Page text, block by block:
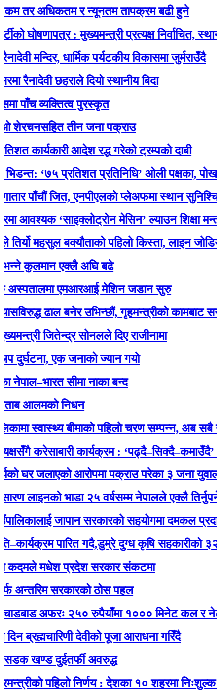
तर अधिकतम र न्यूनतम तापक्रम बढी हुने
घोषणापत्र : मुख्यमन्त्री प्रत्यक्ष निर्वाचित, स्थानीय
धार्मिक पर्यटकीय विकासमा जुर्मराउँदै
छहराले दियो स्थानीय बिदा
व्यक्तित्व पुरस्कृत
तीन जना पक्राउ
आदेश रद्ध गरेको ट्रम्पको दाबी
‘७५ प्रतिशत प्रतिनिधि’ ओली पक्षका,
जित, एनपीएलकाे प्लेअफमा स्थान सुनिश्चित
‘साइक्लोट्रोन मेसिन’ ल्याउन शिक्षा मन्त्री
महसुल बक्यौताको पहिलो किस्ता, लाइन जोडियो
एक्लै अघि बढे
एमआरआई मेशिन जडान सुरु
ढाल बनेर उभिन्छौं, गृहमन्त्रीको कामबाट
जितेन्द्र सोनलले दिए राजीनामा
एक जनाकाे ज्यान गयाे
सीमा नाका बन्द
निधन
स्वास्थ्य बीमाको पहिलो चरण सम्पन्न, अब सबै नागरिक
करेसाबारी कार्यक्रम : ‘पढ्दै–सिक्दै–कमाउँदै’
जलाएको आरोपमा पक्राउ परेका ३ जना युवालाई
भाडा २५ वर्षसम्म नेपालले एक्‍लै तिर्नुपर्ने’
जापान सरकारको सहयोगमा दमकल प्रदान :
पारित गदै,डुम्रे दुग्ध कृषि सहकारीको ३२ औं
मधेश प्रदेश सरकार संकटमा
सरकारको ठोस पहल
अफरः २५० रुपैयाँमा १००० मिनेट कल र नेट
देवीको पूजा आराधना गरिँदै
खण्ड दुईतर्फी अवरुद्ध
पहिलो निर्णय : देशका १० शहरमा निःशुल्क